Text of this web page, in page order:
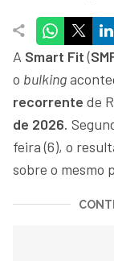
A Smart Fit(
o bulking
recorrente de
de 2026.
feira (6), o
sobre o mesmo